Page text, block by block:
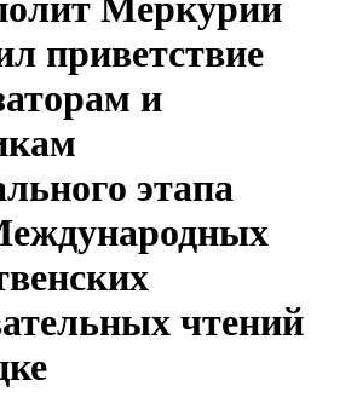
приветствие
и
этапа
чтений